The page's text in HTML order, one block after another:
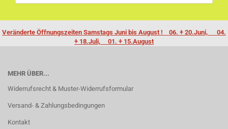
Veränderte Öffnungszeiten Samstags Juni bis August ! 06. + 20.Juni, 04.
+ 18.Juli, 01. + 15.August
MEHR ÜBER...
Widerrufsrecht & Muster-Widerrufsformular
Versand- & Zahlungsbedingungen
Kontakt